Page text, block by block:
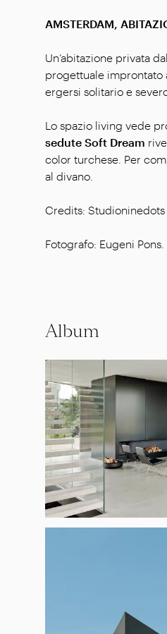
AMSTERDAM,
Un’abitazione privata
progettuale improntato
ergersi solitario e
Lo spazio living vede
sedute Soft Dream
color turchese. Per
al divano.
Credits: Studioninedots
Fotografo: Eugeni Pons.
Album